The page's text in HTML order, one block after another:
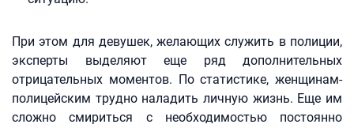
При этом для девушек, желающих служить в полиции,
эксперты выделяют еще ряд дополнительных
отрицательных моментов. По статистике, женщинам-
полицейским трудно наладить личную жизнь. Еще им
сложно смириться с необходимостью постоянно